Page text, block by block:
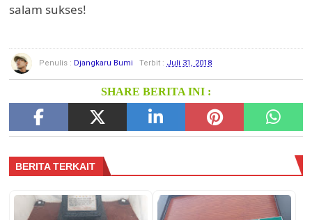
salam sukses!
Penulis : Djangkaru Bumi Terbit : Juli 31, 2018
SHARE BERITA INI :
BERITA TERKAIT